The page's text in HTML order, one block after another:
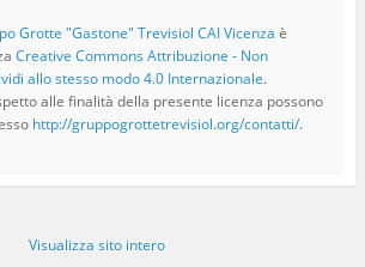
Grotte "Gastone" Trevisiol CAI Vicenza è
Creative Commons Attribuzione - Non
allo stesso modo 4.0 Internazionale.
alle finalità della presente licenza possono
http://gruppogrottetrevisiol.org/contatti/.
Visualizza sito intero